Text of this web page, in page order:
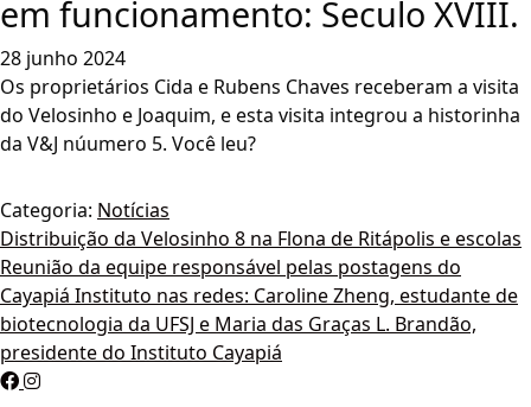
em funcionamento: Seculo XVIII.
28 junho 2024
Os proprietários Cida e Rubens Chaves receberam a visita
do Velosinho e Joaquim, e esta visita integrou a historinha
da V&J núumero 5. Você leu?
Categoria: Notícias
Navegação
de
Post
Distribuição da Velosinho 8 na Flona de Ritápolis e escolas
Reunião da equipe responsável pelas postagens do
Cayapiá Instituto nas redes: Caroline Zheng, estudante de
biotecnologia da UFSJ e Maria das Graças L. Brandão,
presidente do Instituto Cayapiá